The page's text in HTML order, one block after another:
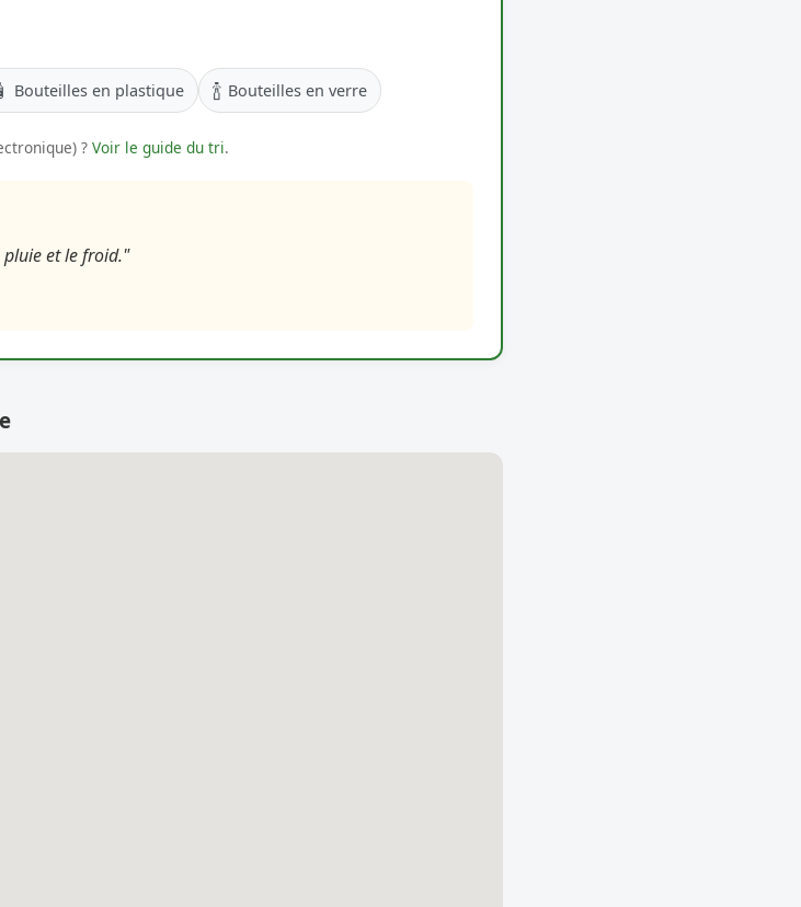
Bouteilles en plastique 🍾 Bouteilles en verre
? Voir le guide du tri.
pluie et le froid."